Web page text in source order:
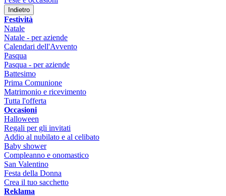
Indietro
Festività
Natale
Natale - per aziende
Calendari dell'Avvento
Pasqua
Pasqua - per aziende
Battesimo
Prima Comunione
Matrimonio e ricevimento
Tutta l'offerta
Occasioni
Halloween
Regali per gli invitati
Addio al nubilato e al celibato
Baby shower
Compleanno e onomastico
San Valentino
Festa della Donna
Crea il tuo sacchetto
Reklama